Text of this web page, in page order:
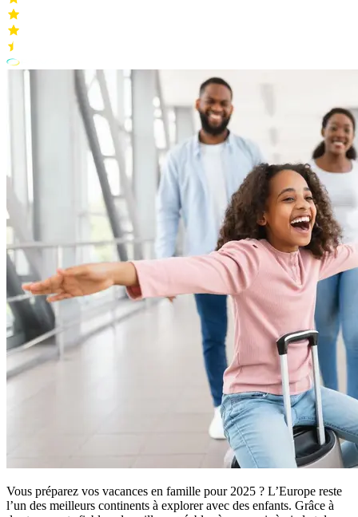
Vous préparez vos vacances en famille pour 2025 ? L’Europe reste
l’un des meilleurs continents à explorer avec des enfants. Grâce à